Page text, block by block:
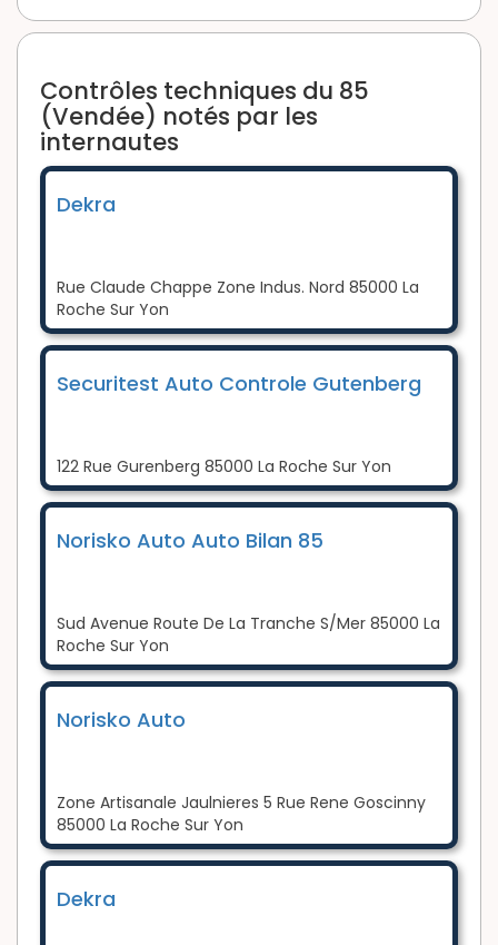
Contrôles techniques du 85
(Vendée) notés par les
internautes
Dekra
Rue Claude Chappe Zone Indus. Nord 85000 La
Roche Sur Yon
Securitest Auto Controle Gutenberg
122 Rue Gurenberg 85000 La Roche Sur Yon
Norisko Auto Auto Bilan 85
Sud Avenue Route De La Tranche S/Mer 85000 La
Roche Sur Yon
Norisko Auto
Zone Artisanale Jaulnieres 5 Rue Rene Goscinny
85000 La Roche Sur Yon
Dekra